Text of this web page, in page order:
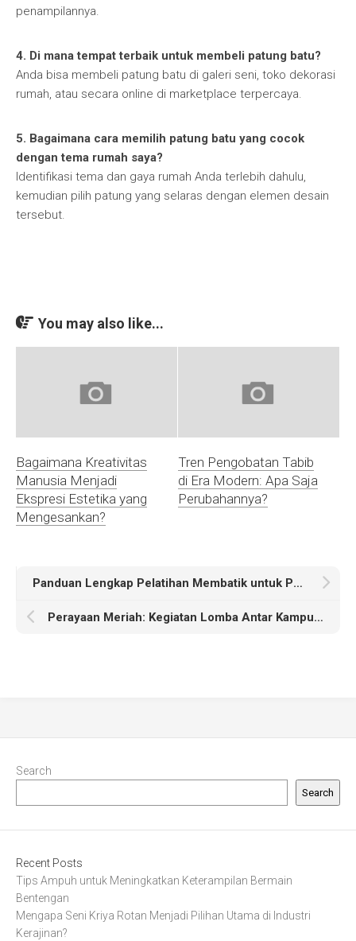
penampilannya.
4. Di mana tempat terbaik untuk membeli patung batu?
Anda bisa membeli patung batu di galeri seni, toko dekorasi
rumah, atau secara online di marketplace terpercaya.
5. Bagaimana cara memilih patung batu yang cocok
dengan tema rumah saya?
Identifikasi tema dan gaya rumah Anda terlebih dahulu,
kemudian pilih patung yang selaras dengan elemen desain
tersebut.
You may also like...
Bagaimana Kreativitas
Manusia Menjadi
Ekspresi Estetika yang
Mengesankan?
Tren Pengobatan Tabib
di Era Modern: Apa Saja
Perubahannya?
Panduan Lengkap Pelatihan Membatik untuk Pemula
Perayaan Meriah: Kegiatan Lomba Antar Kampung yang Harus Dikunjungi
Search
Search
Recent Posts
Tips Ampuh untuk Meningkatkan Keterampilan Bermain
Bentengan
Mengapa Seni Kriya Rotan Menjadi Pilihan Utama di Industri
Kerajinan?